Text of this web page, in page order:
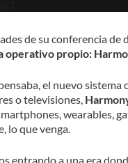
de su conferencia de
operativo propio:
el nuevo
o televisiones,
wearables,
lo que venga.
entrando a una era